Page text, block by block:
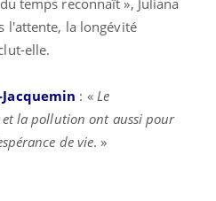
l'attente, la longévité
elle.
: « Le
la pollution ont aussi pour
de vie. »